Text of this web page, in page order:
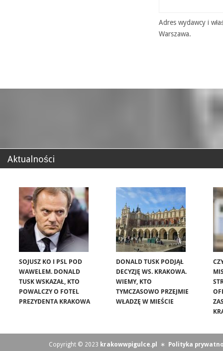
Adres wydawcy i
Warszawa.
Aktualności
SOJUSZ KO I PSL POD
WAWELEM. DONALD
TUSK WSKAZAŁ, KTO
POWALCZY O FOTEL
PREZYDENTA KRAKOWA
DONALD TUSK PODJĄŁ
DECYZJĘ WS. KRAKOWA.
WIEMY, KTO
TYMCZASOWO PRZEJMIE
WŁADZĘ W MIEŚCIE
Copyright © 2023 krakowwpigulce.pl ∗ Polityka